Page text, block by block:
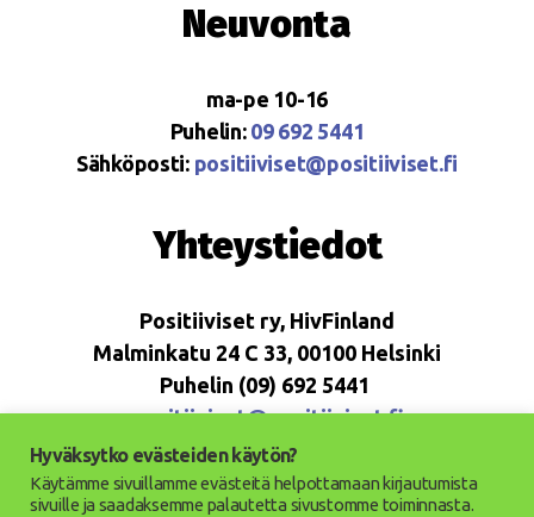
Neuvonta
ma-pe 10-16
Puhelin: 09 692 5441
Sähköposti: positiiviset@positiiviset.fi
Yhteystiedot
Positiiviset ry, HivFinland
Malminkatu 24 C 33, 00100 Helsinki
Puhelin (09) 692 5441
positiiviset@positiiviset.fi
Hyväksytko evästeiden käytön?
Käytämme sivuillamme evästeitä helpottamaan kirjautumista
sivuille ja saadaksemme palautetta sivustomme toiminnasta.